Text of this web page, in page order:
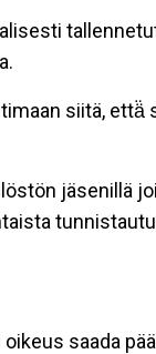
siitä,
jäsenillä
saada